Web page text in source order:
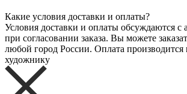
Какие условия доставки и оплаты?
Условия доставки и оплаты обсуждаются с
при согласовании заказа. Вы можете
любой город России. Оплата
художнику